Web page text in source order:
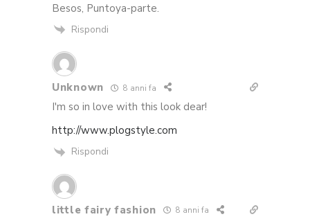
Besos, Puntoya-parte.
Rispondi
Unknown 8 anni fa
I'm so in love with this look dear!
http://www.plogstyle.com
Rispondi
little fairy fashion 8 anni fa